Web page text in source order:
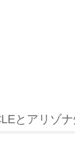
とアリゾ